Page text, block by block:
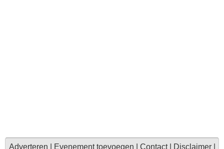
Adverteren Evenement toevoegen Contact| Disclaimer|